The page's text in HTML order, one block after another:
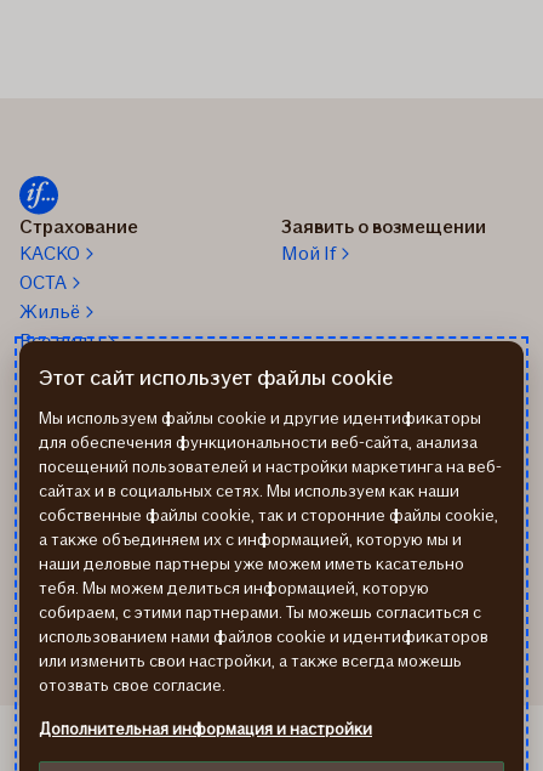
Страхование
КАСКО
OCTA
Жильё
Все виды
Заявить о возмещении
Мой If
О нас
Об If
Работа в If
Новости
Устойчивое развитие If
24/7 Телефон помощи: 67
338 333
Помощь на дороге
+37167514342
Пиши нам: info@if.lv
Наши офисы
Дистрибьюторы
страхования If
Реквизиты
If Kindlustus EE
Этот сайт использует файлы cookie
Мы используем файлы cookie и другие идентификаторы
для обеспечения функциональности веб-сайта, анализа
посещений пользователей и настройки маркетинга на веб-
сайтах и в социальных сетях. Мы используем как наши
собственные файлы cookie, так и сторонние файлы cookie,
а также объединяем их с информацией, которую мы и
наши деловые партнеры уже можем иметь касательно
тебя. Мы можем делиться информацией, которую
собираем, с этими партнерами. Ты можешь согласиться с
использованием нами файлов cookie и идентификаторов
или изменить свои настройки, а также всегда можешь
отозвать свое согласие.
Дополнительная информация и настройки